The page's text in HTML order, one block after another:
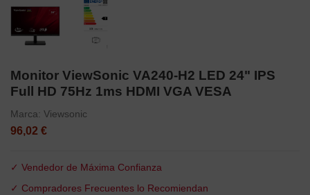
Monitor ViewSonic VA240-H2 LED 24" IPS
Full HD 75Hz 1ms HDMI VGA VESA
Marca: Viewsonic
96,02 €
✓ Vendedor de Máxima Confianza
✓ Compradores Frecuentes lo Recomiendan